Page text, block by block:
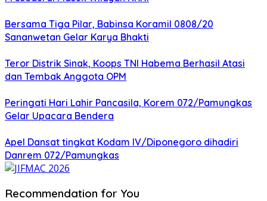
Bersama Tiga Pilar, Babinsa Koramil 0808/20
Sananwetan Gelar Karya Bhakti
Teror Distrik Sinak, Koops TNI Habema Berhasil Atasi
dan Tembak Anggota OPM
Peringati Hari Lahir Pancasila, Korem 072/Pamungkas
Gelar Upacara Bendera
Apel Dansat tingkat Kodam lV/Diponegoro dihadiri
Danrem 072/Pamungkas
Recommendation for You